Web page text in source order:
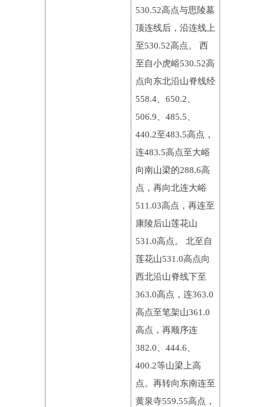
530.52高点与思陵墓
顶连线后，沿连线上
至530.52高点。 西
至自小虎峪530.52高
点向东北沿山脊线经
558.4、650.2、
506.9、485.5、
440.2至483.5高点，
连483.5高点至大峪
向南山梁的288.6高
点，再向北连大峪
511.03高点，再连至
康陵后山莲花山
531.0高点。 北至自
莲花山531.0高点向
西北沿山脊线下至
363.0高点，连363.0
高点至笔架山361.0
高点，再顺序连
382.0、444.6、
400.2等山梁上高
点。再转向东南连至
黄泉寺559.55高点，